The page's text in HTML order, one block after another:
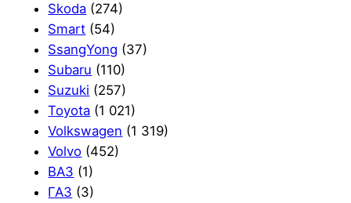
Skoda (274)
Smart (54)
SsangYong (37)
Subaru (110)
Suzuki (257)
Toyota (1 021)
Volkswagen (1 319)
Volvo (452)
ВАЗ (1)
ГАЗ (3)